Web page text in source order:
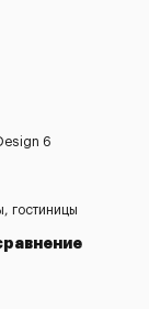
6
гостиницы